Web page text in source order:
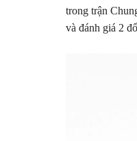
trong trận
và đánh giá 2